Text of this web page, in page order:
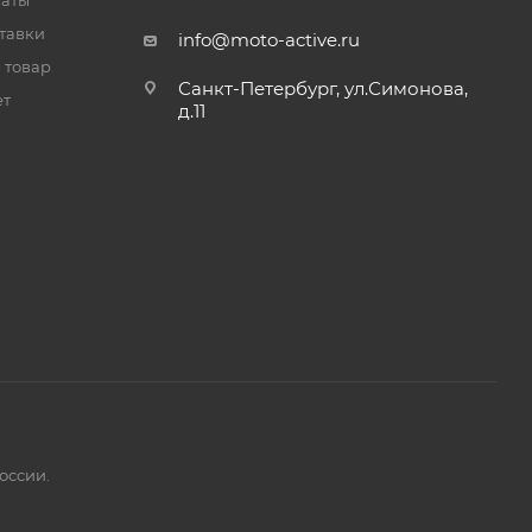
товар
info@moto-active.ru
Санкт-Петербург, ул.Симонова,
д.11